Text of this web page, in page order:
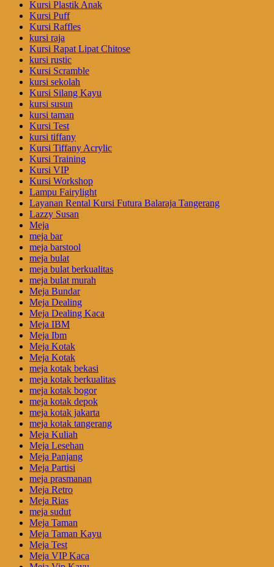
Kursi Plastik Anak
Kursi Puff
Kursi Raffles
kursi raja
Kursi Rapat Lipat Chitose
kursi rustic
Kursi Scramble
kursi sekolah
Kursi Silang Kayu
kursi susun
kursi taman
Kursi Test
kursi tiffany
Kursi Tiffany Acrylic
Kursi Training
Kursi VIP
Kursi Workshop
Lampu Fairylight
Layanan Rental Kursi Futura Balaraja Tangerang
Lazzy Susan
Meja
meja bar
meja barstool
meja bulat
meja bulat berkualitas
meja bulat murah
Meja Bundar
Meja Dealing
Meja Dealing Kaca
Meja IBM
Meja Ibm
Meja Kotak
Meja Kotak
meja kotak bekasi
meja kotak berkualitas
meja kotak bogor
meja kotak depok
meja kotak jakarta
meja kotak tangerang
Meja Kuliah
Meja Lesehan
Meja Panjang
Meja Partisi
meja prasmanan
Meja Retro
Meja Rias
meja sudut
Meja Taman
Meja Taman Kayu
Meja Test
Meja VIP Kaca